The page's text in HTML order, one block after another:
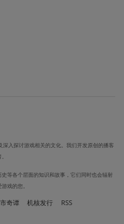
入探讨游戏相关的文化。我们开发原创的播客
等各个层面的知识和故事，它们同时也会辐射
戏的您。
奇谭 机核发行 RSS